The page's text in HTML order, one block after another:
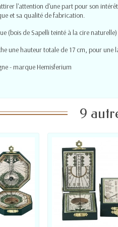
l'attention d'une part pour son
et sa qualité de fabrication.
(bois de Sapelli teinté à la cire
une hauteur totale de 17 cm, pour une
- marque Hemisferium
9